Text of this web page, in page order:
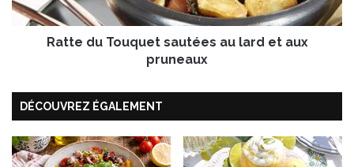
a
e
t
e
e
T
e
s
a
u
Ratte du Touquet sautées au lard et aux
pruneaux
DÉCOUVREZ ÉGALEMENT